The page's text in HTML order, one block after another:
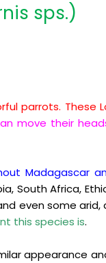
sps.)
parrots.
move their
Madagascar
South Africa,
even some
this species is.
appearance